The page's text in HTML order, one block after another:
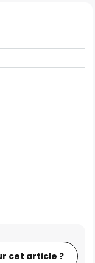
cet article ?